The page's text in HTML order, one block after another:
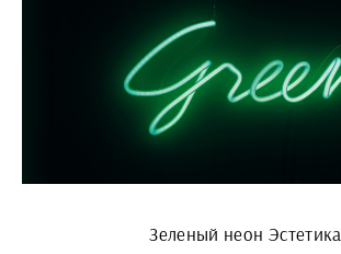
Зеленый неон Эстетика